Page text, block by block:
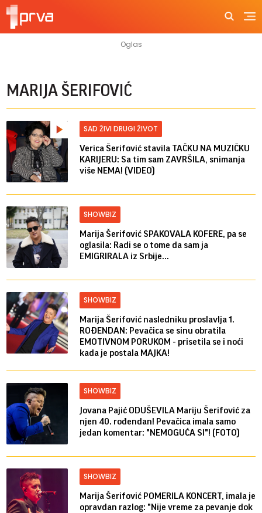
MARIJA ŠERIFOVIĆ
SAD ŽIVI DRUGI ŽIVOT
Verica Šerifović stavila TAČKU NA MUZIČKU
KARIJERU: Sa tim sam ZAVRŠILA, snimanja
više NEMA! (VIDEO)
SHOWBIZ
Marija Šerifović SPAKOVALA KOFERE, pa se
oglasila: Radi se o tome da sam ja
EMIGRIRALA iz Srbije...
SHOWBIZ
Marija Šerifović nasledniku proslavlja 1.
ROĐENDAN: Pevačica se sinu obratila
EMOTIVNOM PORUKOM - prisetila se i noći
kada je postala MAJKA!
SHOWBIZ
Jovana Pajić ODUŠEVILA Mariju Šerifović za
njen 40. rođendan! Pevačica imala samo
jedan komentar: "NEMOGUĆA SI"! (FOTO)
SHOWBIZ
Marija Šerifović POMERILA KONCERT, imala je
opravdan razlog: "Nije vreme za pevanje dok